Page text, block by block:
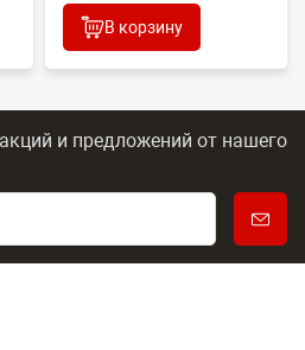
В корзину
и предложений от нашего